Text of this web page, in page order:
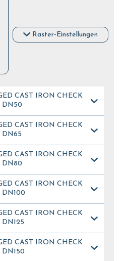
Raster-Einstellungen
CAST IRON CHECK
DN50
CAST IRON CHECK
DN65
CAST IRON CHECK
DN80
CAST IRON CHECK
DN100
CAST IRON CHECK
DN125
CAST IRON CHECK
DN150